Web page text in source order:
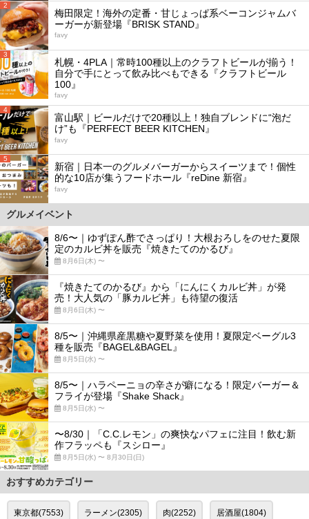
2
梅田限定！海外の定番・甘じょっぱ系ベーコンジャムバ
ーガーが新登場『BRISK STAND』
favy
3
札幌・4PLA｜常時100種以上のクラフトビールが揃う！
自分で手にとって飲み比べもできる『クラフトビール
100』
favy
4
富山駅｜ビールだけで20種以上！独自ブレンドに“泡だ
け”も『PERFECT BEER KITCHEN』
favy
5
新宿｜日本一のグルメバーガーからスイーツまで！個性
的な10店が集うフードホール『reDine 新宿』
favy
グルメイベント
8/6〜｜ゆずぽん酢でさっぱり！大根おろしをのせた夏限
定のカルビ丼を販売『焼きたてのかるび』
8月6日(木) 〜
『焼きたてのかるび』から「にんにくカルビ丼」が発
売！大人気の「豚カルビ丼」も待望の復活
8月6日(木) 〜
8/5〜｜沖縄県産黒糖や夏野菜を使用！夏限定ベーグル3
種を販売『BAGEL&BAGEL』
8月5日(水) 〜
8/5〜｜ハラペーニョの辛さが癖になる！限定バーガー＆
フライが登場『Shake Shack』
8月5日(水) 〜
〜8/30｜「C.C.レモン」の爽快なパフェに注目！飲む新
作フラッペも『スシロー』
8月5日(水) 〜 8月30日(日)
おすすめカテゴリー
東京都(7553) ラーメン(2305) 肉(2252) 居酒屋(1804)